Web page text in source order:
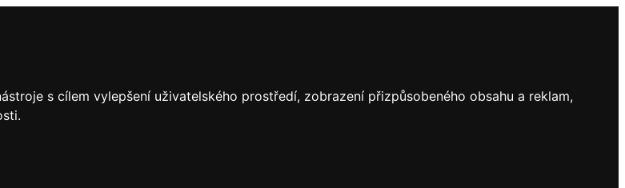
s cílem vylepšení uživatelského prostředí, zobrazení přizpůsobeného obsahu a reklam,